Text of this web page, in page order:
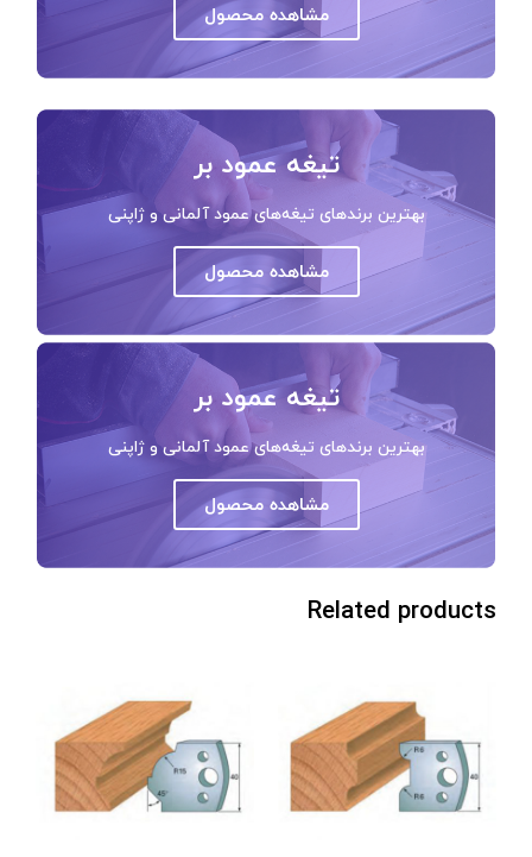
مشاهده محصول
تیغه عمود بر
بهترین برندهای تیغه‌های عمود آلمانی و ژاپنی
مشاهده محصول
تیغه عمود بر
بهترین برندهای تیغه‌های عمود آلمانی و ژاپنی
مشاهده محصول
Related products